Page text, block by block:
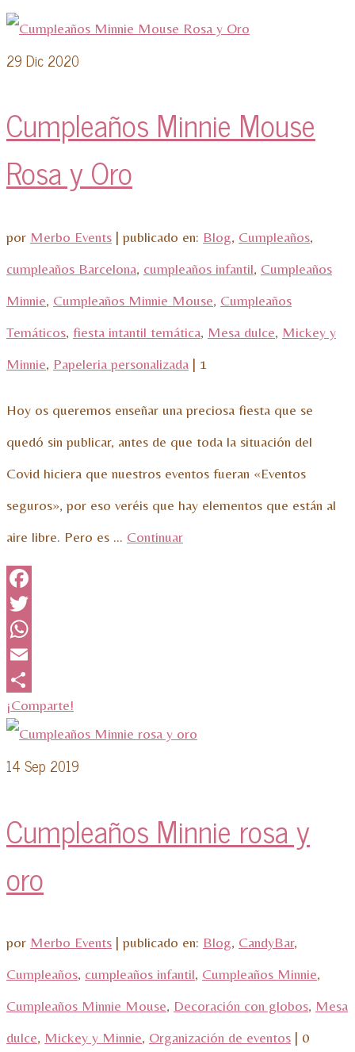
29 Dic 2020
Cumpleaños Minnie Mouse
Rosa y Oro
por Merbo Events | publicado en: Blog, Cumpleaños,
cumpleaños Barcelona, cumpleaños infantil, Cumpleaños
Minnie, Cumpleaños Minnie Mouse, Cumpleaños
Temáticos, fiesta intantil temática, Mesa dulce, Mickey y
Minnie, Papeleria personalizada | 1
Hoy os queremos enseñar una preciosa fiesta que se
quedó sin publicar, antes de que toda la situación del
Covid hiciera que nuestros eventos fueran «Eventos
seguros», por eso veréis que hay elementos que están al
aire libre. Pero es … Continuar
Facebook
Twitter
WhatsApp
Email
¡Comparte!
14 Sep 2019
Cumpleaños Minnie rosa y
oro
por Merbo Events | publicado en: Blog, CandyBar,
Cumpleaños, cumpleaños infantil, Cumpleaños Minnie,
Cumpleaños Minnie Mouse, Decoración con globos, Mesa
dulce, Mickey y Minnie, Organización de eventos | 0